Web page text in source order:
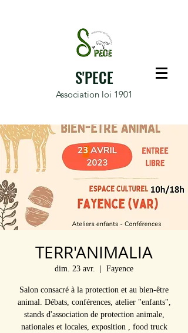
Association loi 1901
S'PECE
TERR'ANIMALIA
dim. 23 avr. Fayence
Salon consacré à la protection et au bien-être
animal. Débats, conférences, atelier "enfants",
stands d'association de protection animale,
nationales et locales, exposition , food truck